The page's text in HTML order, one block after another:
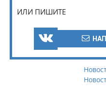
ИЛИ ПИШИТЕ